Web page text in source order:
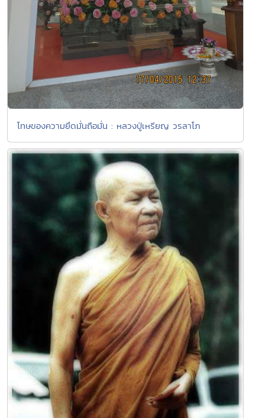
โทษของความยึดมั่นถือมั่น : หลวงปู่เหรียญ วรลาโภ